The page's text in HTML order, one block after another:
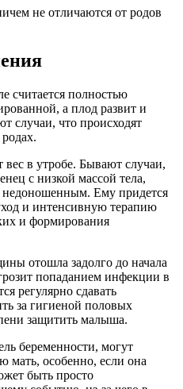
не отличаются от родов
считается полностью
а плод развит и
случаи, что происходят
в утробе. Бывают случаи,
с низкой массой тела,
недоношенным. Ему придется
и интенсивную терапию
и формирования
отошла задолго до начала
попаданием инфекции в
регулярно сдавать
за гигиеной половых
защитить малыша.
беременности, могут
мать, особенно, если она
быть просто